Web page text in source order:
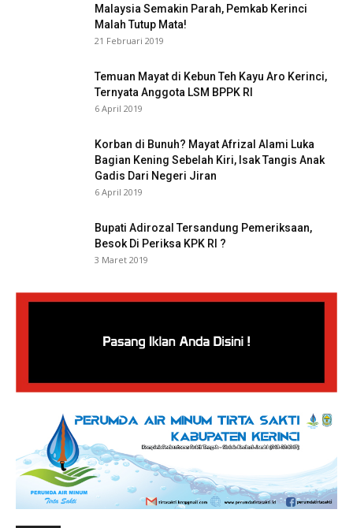
Malaysia Semakin Parah, Pemkab Kerinci
Malah Tutup Mata!
21 Februari 2019
Temuan Mayat di Kebun Teh Kayu Aro Kerinci,
Ternyata Anggota LSM BPPK RI
6 April 2019
Korban di Bunuh? Mayat Afrizal Alami Luka
Bagian Kening Sebelah Kiri, Isak Tangis Anak
Gadis Dari Negeri Jiran
6 April 2019
Bupati Adirozal Tersandung Pemeriksaan,
Besok Di Periksa KPK RI ?
3 Maret 2019